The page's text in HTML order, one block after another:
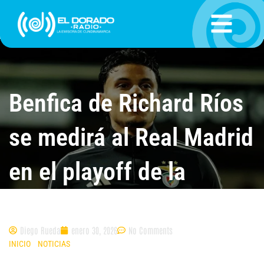
contenido
Benfica de Richard Ríos
se medirá al Real Madrid
en el playoff de la
Diego Rueda enero 30, 2026 No Comments
INICIO NOTICIAS